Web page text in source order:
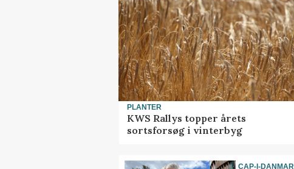
PLANTER
KWS Rallys topper årets
sortsforsøg i vinterbyg
CAP-I-